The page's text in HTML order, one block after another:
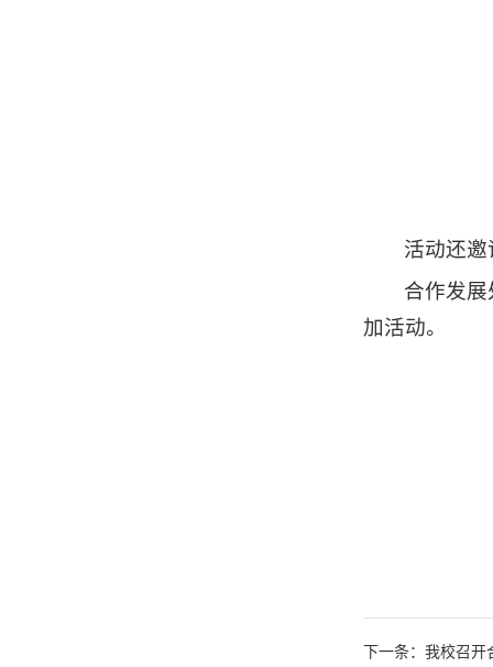
活动还
合作发
加活动。
下一条：我校召开